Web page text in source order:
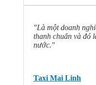
"Là một doanh
thanh chuẩn và đó
nước."
Taxi Mai Linh